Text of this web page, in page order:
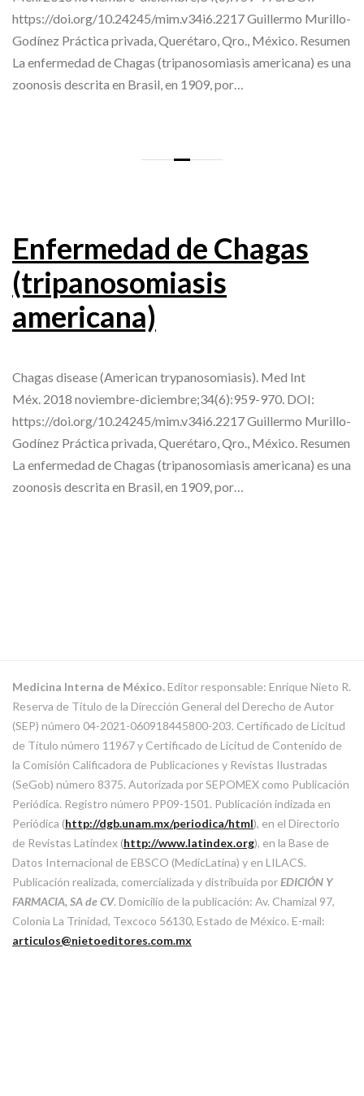
https://doi.org/10.24245/mim.v34i6.2217 Guillermo Murillo-
Godínez Práctica privada, Querétaro, Qro., México. Resumen
La enfermedad de Chagas (tripanosomiasis americana) es una
zoonosis descrita en Brasil, en 1909, por…
Enfermedad de Chagas
(tripanosomiasis
americana)
Chagas disease (American trypanosomiasis). Med Int
Méx. 2018 noviembre-diciembre;34(6):959-970. DOI:
https://doi.org/10.24245/mim.v34i6.2217 Guillermo Murillo-
Godínez Práctica privada, Querétaro, Qro., México. Resumen
La enfermedad de Chagas (tripanosomiasis americana) es una
zoonosis descrita en Brasil, en 1909, por…
Medicina Interna de México.Editor responsable: Enrique Nieto R.
Reserva de Título de la Dirección General del Derecho de Autor
(SEP) número 04-2021-060918445800-203. Certificado de Licitud
de Título número 11967 y Certificado de Licitud de Contenido de
la Comisión Calificadora de Publicaciones y Revistas Ilustradas
(SeGob) número 8375. Autorizada por SEPOMEX como Publicación
Periódica. Registro número PP09-1501. Publicación indizada en
Periódica (http://dgb.unam.mx/periodica/html), en el Directorio
de Revistas Latindex (http://www.latindex.org), en la Base de
Datos Internacional de EBSCO (MedicLatina) y en LILACS.
Publicación realizada, comercializada y distribuida porEDICIÓN Y
FARMACIA, SA de CV. Domicilio de la publicación: Av. Chamizal 97,
Colonia La Trinidad, Texcoco 56130, Estado de México. E-mail:
articulos@nietoeditores.com.mx